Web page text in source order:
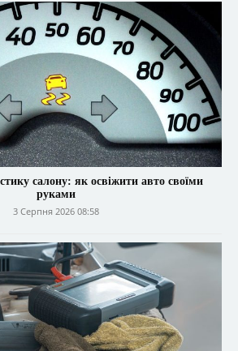
салону: як освіжити авто своїми
руками
3 Серпня 2026 08:58